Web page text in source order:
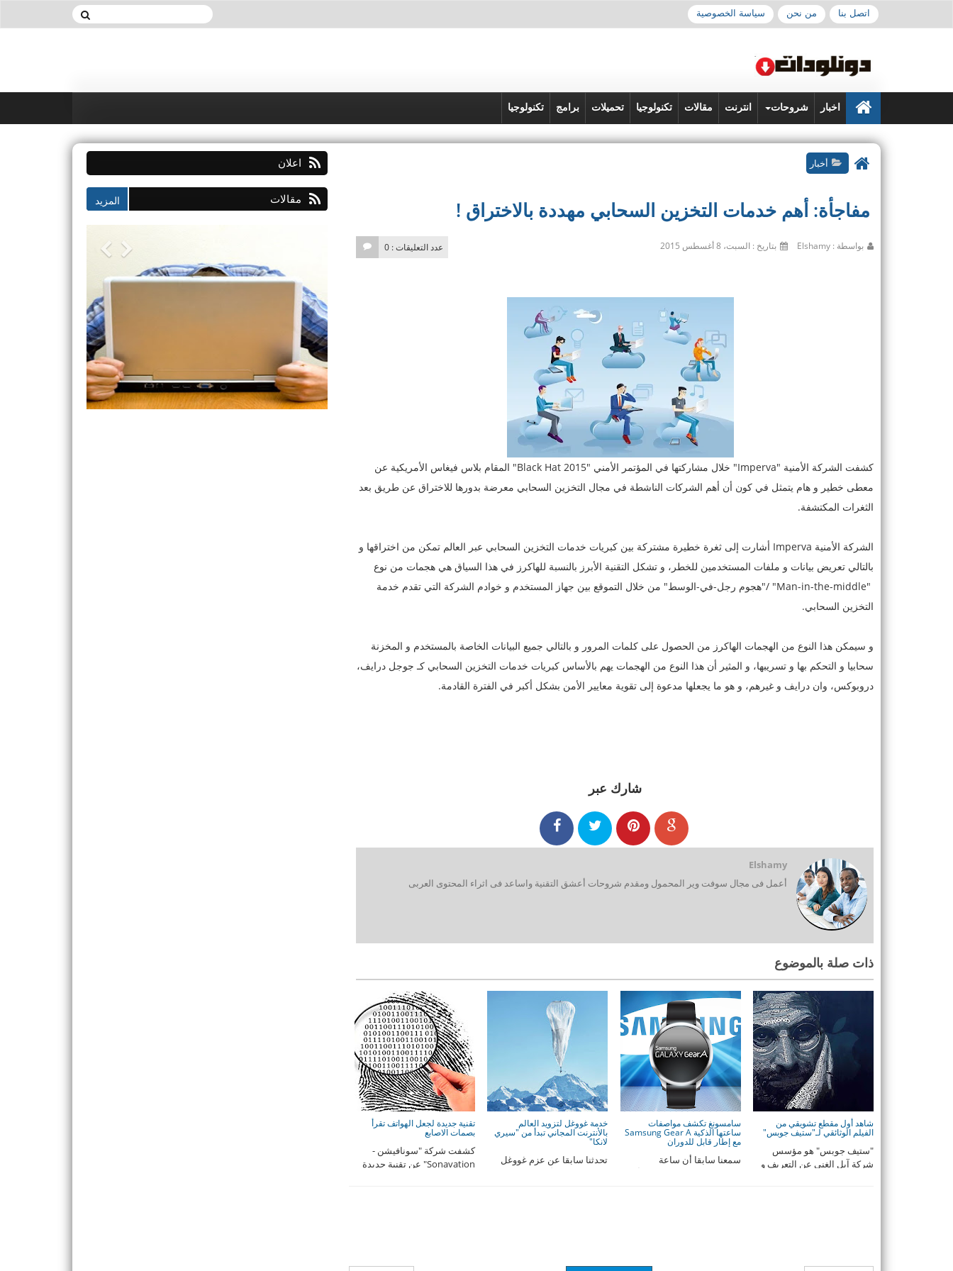
اتصل بنا من نحن سياسة الخصوصية
اخبار شروحات انترنت مقالات تكنولوجيا تحميلات برامج تكنولوجيا
أخبار
مفاجأة: أهم خدمات التخزين السحابي مهددة بالاختراق !
عدد التعليقات : 0 بواسطة : Elshamy بتاريخ : السبت، 8 أغسطس 2015
كشفت الشركة الأمنية "Imperva" خلال مشاركتها في المؤتمر الأمني "Black Hat 2015" المقام بلاس فيغاس الأمريكية عن
معطى خطير و هام يتمثل في كون أن أهم الشركات الناشطة في مجال التخزين السحابي معرضة بدورها للاختراق عن طريق بعد
الثغرات المكتشفة.
الشركة الأمنية Imperva أشارت إلى ثغرة خطيرة مشتركة بين كبريات خدمات التخزين السحابي عبر العالم تمكن من اختراقها و
بالتالي تعريض بيانات و ملفات المستخدمين للخطر، و تشكل التقنية الأبرز بالنسبة للهاكرز في هذا السياق هي هجمات من نوع
"Man-in-the-middle" /"هجوم رجل-في-الوسط" من خلال التموقع بين جهاز المستخدم و خوادم الشركة التي تقدم خدمة
التخزين السحابي.
و سيمكن هذا النوع من الهجمات الهاكرز من الحصول على كلمات المرور و بالتالي جميع البيانات الخاصة بالمستخدم و المخزنة
سحابيا و التحكم بها و تسريبها، و المثير أن هذا النوع من الهجمات يهم بالأساس كبريات خدمات التخزين السحابي كـ جوجل درايف،
دروبوكس، وان درايف و غيرهم، و هو ما يجعلها مدعوة إلى تقوية معايير الأمن بشكل أكبر في الفترة القادمة.
شارك عبر
Elshamy
أعمل فى مجال سوفت وير المحمول ومقدم شروحات أعشق التقنية واساعد فى اثراء المحتوى العربى
ذات صلة بالموضوع
شاهد أول مقطع تشويقي من
الفيلم الوثائقي لـ"ستيف جوبس"
"ستيف جوبس" هو مؤسس
شركة آبل الغني عن التعريف و
سامسونغ تكشف مواصفات
ساعتها الذكية Samsung Gear A
مع إطار قابل للدوران
سمعنا سابقا أن ساعة
خدمة غووغل لتزويد العالم
بالأنترنت المجاني تبدأ من "سيري
لانكا"
تحدثنا سابقا عن عزم غووغل
تقنية جديدة لجعل الهواتف تقرأ
بصمات الاصابع
كشفت شركة "سونافيشن -
Sonavation" عن تقنية جديدة
اعلان
مقالات